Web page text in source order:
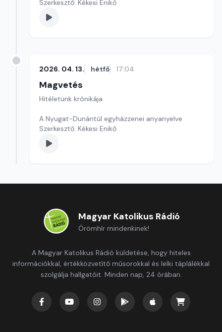
Szerkesztő: Kékesi Enikő
2026. 04. 13. hétfő 17:04
Magvetés
Hitéletünk krónikája
A Nyugat-Dunántúl egyházzenei anyanyelve
Szerkesztő: Kékesi Enikő
Magyar Katolikus Rádió
Örömhír mindenkinek!
A Magyar Katolikus Rádió küldetése, hogy hiteles
információkkal, értékközvetítő műsorokkal és lelki táplálékkal
szolgálja hallgatóit. Minden nap, 24 órában.